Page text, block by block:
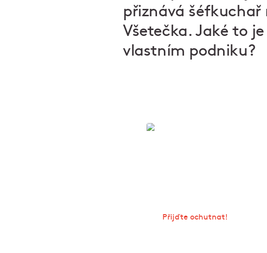
přiznává šéfkuchař
Všetečka. Jaké to
vlastním podniku?
Přijďte ochutnat!